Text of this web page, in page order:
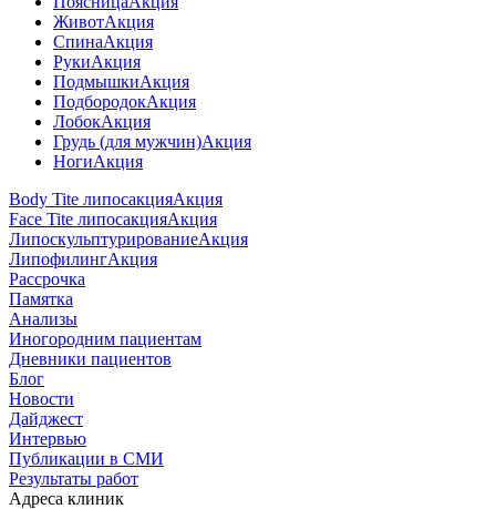
ЖивотАкция
СпинаАкция
РукиАкция
ПодмышкиАкция
ПодбородокАкция
ЛобокАкция
Грудь (для мужчин)Акция
НогиАкция
Body Tite липосакцияАкция
Face Tite липосакцияАкция
ЛипоскульптурированиеАкция
ЛипофилингАкция
Рассрочка
Памятка
Анализы
Иногородним пациентам
Дневники пациентов
Блог
Новости
Дайджест
Интервью
Публикации в СМИ
Результаты работ
Адреса клиник